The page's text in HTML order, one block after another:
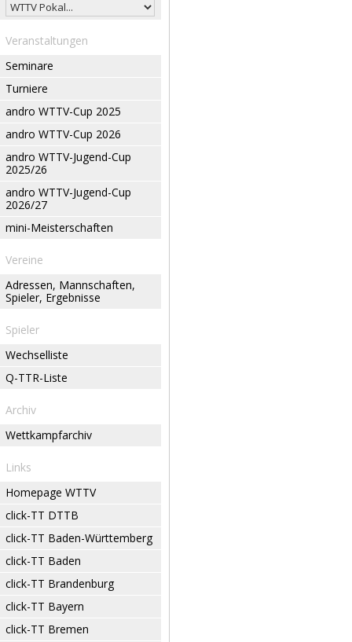
Veranstaltungen
Seminare
Turniere
andro WTTV-Cup 2025
andro WTTV-Cup 2026
andro WTTV-Jugend-Cup
2025/26
andro WTTV-Jugend-Cup
2026/27
mini-Meisterschaften
Vereine
Adressen, Mannschaften,
Spieler, Ergebnisse
Spieler
Wechselliste
Q-TTR-Liste
Archiv
Wettkampfarchiv
Links
Homepage WTTV
click-TT DTTB
click-TT Baden-Württemberg
click-TT Baden
click-TT Brandenburg
click-TT Bayern
click-TT Bremen